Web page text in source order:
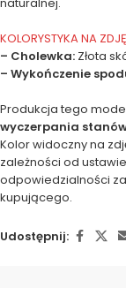
KOLORYSTYKA NA
– Cholewka: Złota
– Wykończenie
Produkcja tego
wyczerpania
Kolor widoczny na
zależności od
odpowiedzialności
kupującego.
Udostępnij: